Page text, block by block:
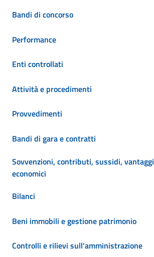
Bandi di concorso
Performance
Enti controllati
Attività e procedimenti
Provvedimenti
Bandi di gara e contratti
Sovvenzioni, contributi, sussidi, vantaggi
economici
Bilanci
Beni immobili e gestione patrimonio
Controlli e rilievi sull'amministrazione